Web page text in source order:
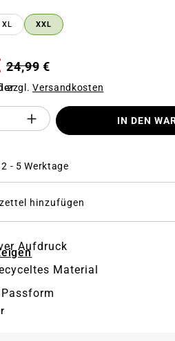
XL XXL
24,99 €
zzgl.Versandkosten
des IN DEN
- 5 Werktage
hinzufügen
Aufdruck
Material